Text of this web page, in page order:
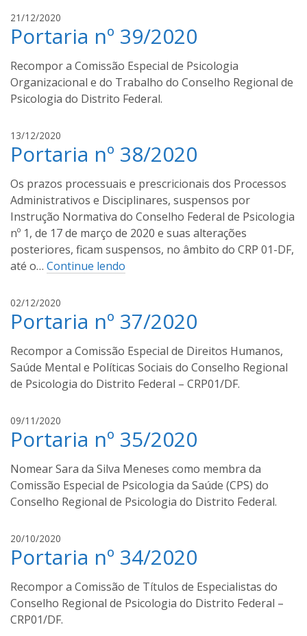
21/12/2020
u
c
a
s
s
a
o
s
Portaria nº 39/2020
Recompor a Comissão Especial de Psicologia
Organizacional e do Trabalho do Conselho Regional de
Psicologia do Distrito Federal.
13/12/2020
u
c
a
s
s
a
n
t
o
Portaria nº 38/2020
Os prazos processuais e prescricionais dos Processos
Administrativos e Disciplinares, suspensos por
Instrução Normativa do Conselho Federal de Psicologia
nº 1, de 17 de março de 2020 e suas alterações
posteriores, ficam suspensos, no âmbito do CRP 01-DF,
até o… Continue lendo
02/12/2020
u
c
a
s
s
a
o
s
Portaria nº 37/2020
Recompor a Comissão Especial de Direitos Humanos,
Saúde Mental e Políticas Sociais do Conselho Regional
de Psicologia do Distrito Federal – CRP01/DF.
09/11/2020
u
c
a
s
s
a
o
s
Portaria nº 35/2020
Nomear Sara da Silva Meneses como membra da
Comissão Especial de Psicologia da Saúde (CPS) do
Conselho Regional de Psicologia do Distrito Federal.
20/10/2020
u
c
a
s
s
a
Portaria nº 34/2020
Recompor a Comissão de Títulos de Especialistas do
Conselho Regional de Psicologia do Distrito Federal –
CRP01/DF.